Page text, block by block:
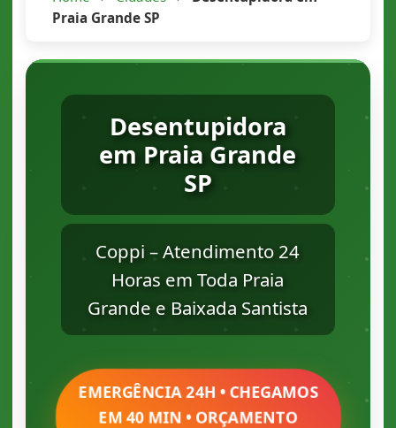
Praia Grande SP
Desentupidora
em Praia Grande
SP
Coppi – Atendimento 24
Horas em Toda Praia
Grande e Baixada Santista
EMERGÊNCIA 24H • CHEGAMOS
EM 40 MIN • ORÇAMENTO